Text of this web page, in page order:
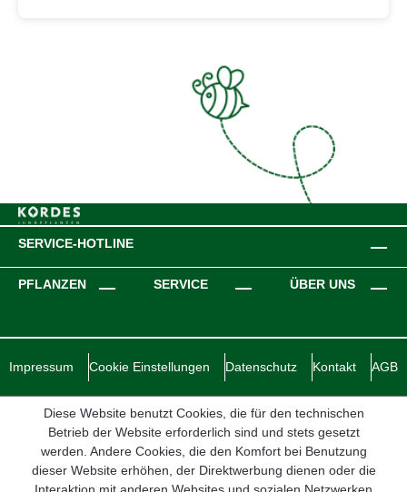
SERVICE-HOTLINE
PFLANZEN SERVICE ÜBER UNS
Impressum Cookie Einstellungen Datenschutz Kontakt AGB
Diese Website benutzt Cookies, die für den technischen
Betrieb der Website erforderlich sind und stets gesetzt
werden. Andere Cookies, die den Komfort bei Benutzung
dieser Website erhöhen, der Direktwerbung dienen oder die